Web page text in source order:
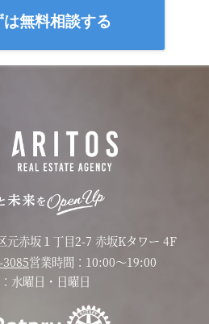
は無料相談する
元赤坂１丁目2-7 赤坂Kタワー 4F
営業時間： 10:00〜19:00
水曜日・日曜日